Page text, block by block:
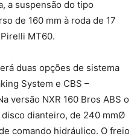
a suspensão do tipo
de 160 mm à roda de 17
MT60.
duas opções de sistema
System e CBS –
versão NXR 160 Bros ABS o
dianteiro, de 240 mmØ
comando hidráulico. O freio